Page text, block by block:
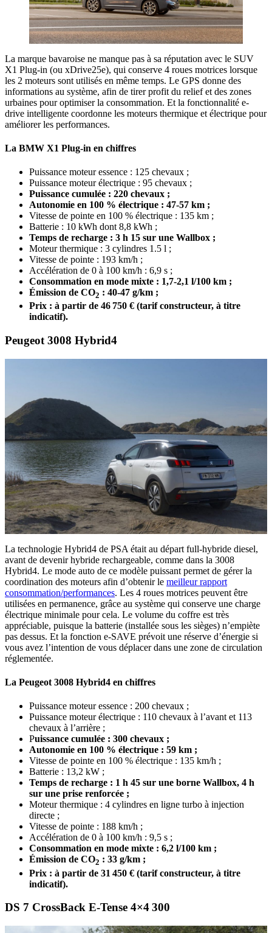
La marque bavaroise ne manque pas à sa réputation avec le SUV
X1 Plug-in (ou xDrive25e), qui conserve 4 roues motrices lorsque
les 2 moteurs sont utilisés en même temps. Le GPS donne des
informations au système, afin de tirer profit du relief et des zones
urbaines pour optimiser la consommation. Et la fonctionnalité e-
drive intelligente coordonne les moteurs thermique et électrique pour
améliorer les performances.
La BMW X1 Plug-in en chiffres
Puissance moteur essence : 125 chevaux ;
Puissance moteur électrique : 95 chevaux ;
Puissance cumulée : 220 chevaux ;
Autonomie en 100 % électrique : 47-57 km ;
Vitesse de pointe en 100 % électrique : 135 km ;
Batterie : 10 kWh dont 8,8 kWh ;
Temps de recharge : 3 h 15 sur une Wallbox ;
Moteur thermique : 3 cylindres 1.5 l ;
Vitesse de pointe : 193 km/h ;
Accélération de 0 à 100 km/h : 6,9 s ;
Consommation en mode mixte : 1,7-2,1 l/100 km ;
Émission de CO2 : 40-47 g/km ;
Prix : à partir de 46 750 € (tarif constructeur, à titre
indicatif).
Peugeot 3008 Hybrid4
La technologie Hybrid4 de PSA était au départ full-hybride diesel,
avant de devenir hybride rechargeable, comme dans la 3008
Hybrid4. Le mode auto de ce modèle puissant permet de gérer la
coordination des moteurs afin d’obtenir le meilleur rapport
consommation/performances. Les 4 roues motrices peuvent être
utilisées en permanence, grâce au système qui conserve une charge
électrique minimale pour cela. Le volume du coffre est très
appréciable, puisque la batterie (installée sous les sièges) n’empiète
pas dessus. Et la fonction e-SAVE prévoit une réserve d’énergie si
vous avez l’intention de vous déplacer dans une zone de circulation
réglementée.
La Peugeot 3008 Hybrid4 en chiffres
Puissance moteur essence : 200 chevaux ;
Puissance moteur électrique : 110 chevaux à l’avant et 113
chevaux à l’arrière ;
Puissance cumulée : 300 chevaux ;
Autonomie en 100 % électrique : 59 km ;
Vitesse de pointe en 100 % électrique : 135 km/h ;
Batterie : 13,2 kW ;
Temps de recharge : 1 h 45 sur une borne Wallbox, 4 h
sur une prise renforcée ;
Moteur thermique : 4 cylindres en ligne turbo à injection
directe ;
Vitesse de pointe : 188 km/h ;
Accélération de 0 à 100 km/h : 9,5 s ;
Consommation en mode mixte : 6,2 l/100 km ;
Émission de CO2 : 33 g/km ;
Prix : à partir de 31 450 € (tarif constructeur, à titre
indicatif).
DS 7 CrossBack E-Tense 4×4 300